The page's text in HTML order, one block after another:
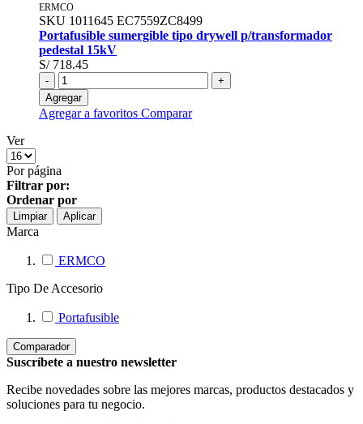
ERMCO
SKU 1011645 EC7559ZC8499
Portafusible sumergible tipo drywell p/transformador
pedestal 15kV
S/ 718.45
-
+
Agregar
Agregar a favoritos Comparar
Ver
Por página
Filtrar por:
Ordenar por
Limpiar Aplicar
Marca
ERMCO
Tipo De Accesorio
Portafusible
Comparador
Suscríbete a nuestro newsletter
Recibe novedades sobre las mejores marcas, productos destacados y
soluciones para tu negocio.